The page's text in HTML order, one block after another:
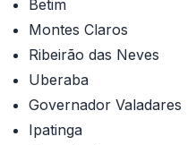
Betim
Montes Claros
Ribeirão das Neves
Uberaba
Governador Valadares
Ipatinga